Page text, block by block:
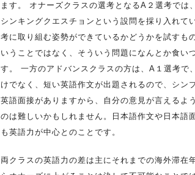
ます。 オナーズクラスの選考となるA２選考で
シンキングクエスチョンという設問を採り入れて
考に取り組む姿勢ができているかどうかを試すも
いうことではなく、そういう問題になんとか食い
す。 一方のアドバンスクラスの方は、A１選考で
けでなく、短い英語作文が出題されるので、シン
英語面接がありますから、自分の意見が言えるよ
のは難しいかもしれません。日本語作文や日本語
も英語力が中心とのことです。
両クラスの英語力の差は主にそれまでの海外滞在